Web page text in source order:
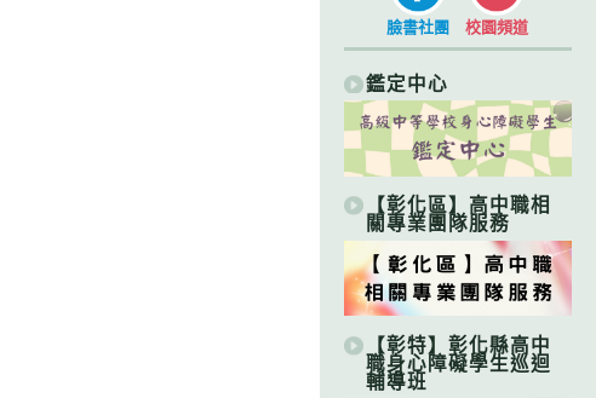
臉書社團 校園頻道
鑑定中心
【彰化區】高中職相
關專業團隊服務
【彰特】彰化縣高中
職身心障礙學生巡迴
輔導班